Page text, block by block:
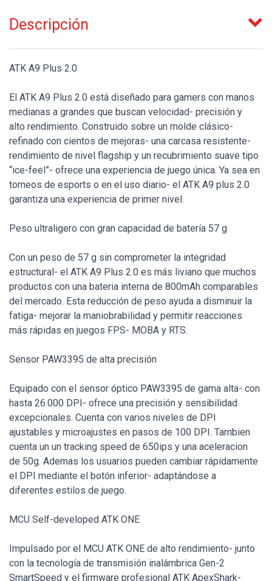
Descripción
ATK A9 Plus 2.0
El ATK A9 Plus 2.0 está diseñado para gamers con manos
medianas a grandes que buscan velocidad- precisión y
alto rendimiento. Construido sobre un molde clásico-
refinado con cientos de mejoras- una carcasa resistente-
rendimiento de nivel flagship y un recubrimiento suave tipo
“ice-feel”- ofrece una experiencia de juego única. Ya sea en
torneos de esports o en el uso diario- el ATK A9 plus 2.0
garantiza una experiencia de primer nivel.
Peso ultraligero con gran capacidad de batería 57 g
Con un peso de 57 g sin comprometer la integridad
estructural- el ATK A9 Plus 2.0 es más liviano que muchos
productos con una bateria interna de 800mAh comparables
del mercado. Esta reducción de peso ayuda a disminuir la
fatiga- mejorar la maniobrabilidad y permitir reacciones
más rápidas en juegos FPS- MOBA y RTS.
Sensor PAW3395 de alta precisión
Equipado con el sensor óptico PAW3395 de gama alta- con
hasta 26.000 DPI- ofrece una precisión y sensibilidad
excepcionales. Cuenta con varios niveles de DPI
ajustables y microajustes en pasos de 100 DPI. Tambien
cuenta un un tracking speed de 650ips y una aceleracion
de 50g. Ademas los usuarios pueden cambiar rápidamente
el DPI mediante el botón inferior- adaptándose a
diferentes estilos de juego.
MCU Self-developed ATK ONE
Impulsado por el MCU ATK ONE de alto rendimiento- junto
con la tecnología de transmisión inalámbrica Gen-2
SmartSpeed y el firmware profesional ATK ApexShark-